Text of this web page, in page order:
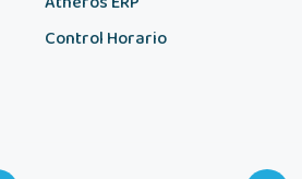
Control Horario